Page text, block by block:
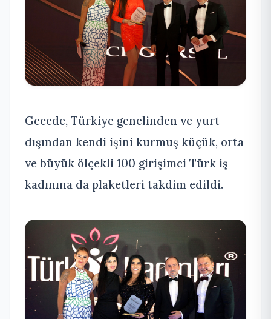
Gecede, Türkiye genelinden ve yurt
dışından kendi işini kurmuş küçük, orta
ve büyük ölçekli 100 girişimci Türk iş
kadınına da plaketleri takdim edildi.